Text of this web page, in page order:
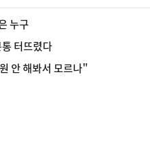
누구
터뜨렸다
안 해봐서 모르나"